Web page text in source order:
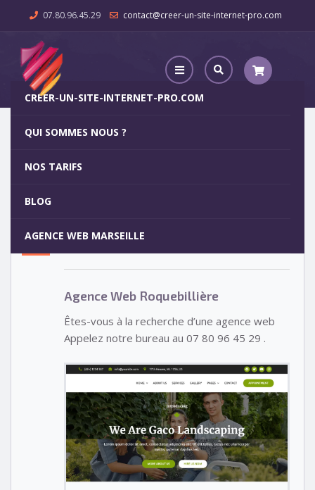
07.80.96.45.29 contact@creer-un-site-internet-pro.com
CREER-UN-SITE-INTERNET-PRO.COM
QUI SOMMES NOUS ?
NOS TARIFS
BLOG
AGENCE WEB MARSEILLE
Agence Web Roquebillière
5
Votre site internet pour 29€
Agence Web Roquebillière
Êtes-vous à la recherche d’une agence web
Appelez notre bureau au 07 80 96 45 29 .